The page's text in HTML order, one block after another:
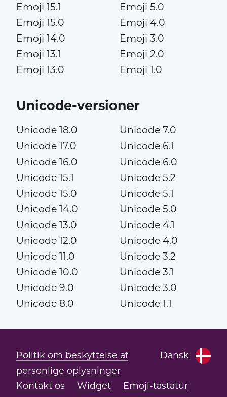
Emoji 15.1
Emoji 15.0
Emoji 14.0
Emoji 13.1
Emoji 13.0
Emoji 5.0
Emoji 4.0
Emoji 3.0
Emoji 2.0
Emoji 1.0
Unicode-versioner
Unicode 18.0
Unicode 17.0
Unicode 16.0
Unicode 15.1
Unicode 15.0
Unicode 14.0
Unicode 13.0
Unicode 12.0
Unicode 11.0
Unicode 10.0
Unicode 9.0
Unicode 8.0
Unicode 7.0
Unicode 6.1
Unicode 6.0
Unicode 5.2
Unicode 5.1
Unicode 5.0
Unicode 4.1
Unicode 4.0
Unicode 3.2
Unicode 3.1
Unicode 3.0
Unicode 1.1
Dansk
Politik om beskyttelse af
personlige oplysninger
Kontakt os
Widget
Emoji-tastatur